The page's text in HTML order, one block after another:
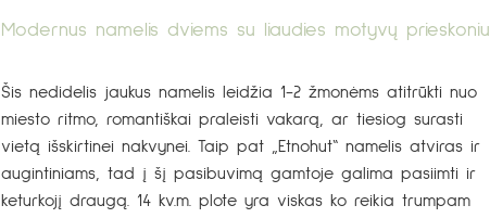
Modernus namelis dviems su liaudies motyvų prieskoniu
Šis nedidelis jaukus namelis leidžia 1-2 žmonėms atitrūkti nuo
miesto ritmo, romantiškai praleisti vakarą, ar tiesiog surasti
vietą išskirtinei nakvynei. Taip pat „Etnohut“ namelis atviras ir
augintiniams, tad į šį pasibuvimą gamtoje galima pasiimti ir
keturkojį draugą. 14 kv.m. plote yra viskas ko reikia trumpam